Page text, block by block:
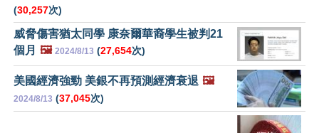
(30,257次)
威脅傷害猶太同學 康奈爾華裔學生被判21
個月 🖼️ 2024/8/13 (27,654次)
美國經濟強勁 美銀不再預測經濟衰退 🖼️
2024/8/13 (37,045次)